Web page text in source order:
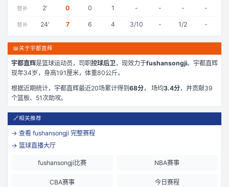
替补 2' 0 0 1 - - - -
替补 24' 7 6 4 3/10 - 1/2 -
📖关于宇都直辉
宇都直辉是篮球运动员，司职控球后卫，现效力于fushansongji。 宇都直辉
现年34岁 ，身高191厘米，体重80公斤。
根据近期统计， 宇都直辉最近20场累计得到68分， 场均3.4分，并贡献39
个篮板、 51次助攻。
🔗相关推荐
→ 查看 fushansongji 完整赛程
→ 篮球直播大厅
fushansongji比赛 NBA赛事
CBA赛事 今日赛程